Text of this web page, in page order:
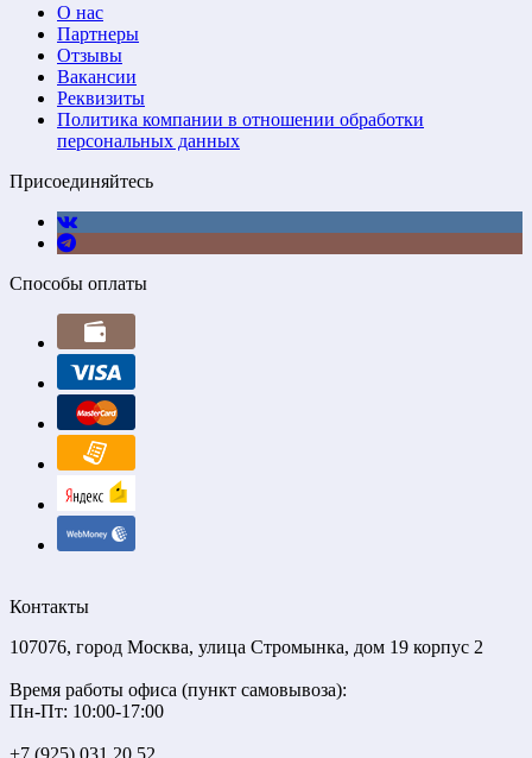
О нас
Партнеры
Отзывы
Вакансии
Реквизиты
Политика компании в отношении обработки
персональных данных
Присоединяйтесь
Способы оплаты
Контакты
107076, город Москва, улица Стромынка, дом 19 корпус 2
Время работы офиса (пункт самовывоза):
Пн-Пт: 10:00-17:00
+7 (925) 031 20 52